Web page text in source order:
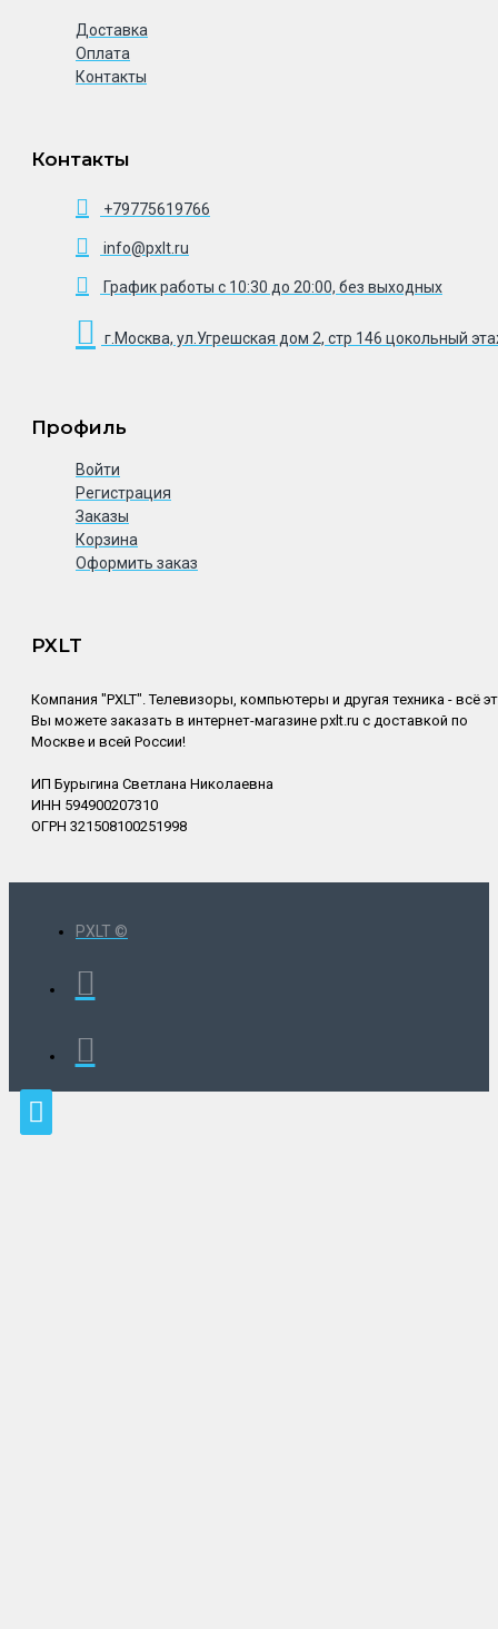
Доставка
Оплата
Контакты
Контакты
+79775619766
info@pxlt.ru
График работы с 10:30 до 20:00, без выходных
г.Москва, ул.Угрешская дом 2, стр 146 цокольный
Профиль
Войти
Регистрация
Заказы
Корзина
Оформить заказ
PXLT
Компания "PXLT". Телевизоры, компьютеры и другая техника - всё
Вы можете заказать в интернет-магазине pxlt.ru с доставкой по
Москве и всей России!
ИП Бурыгина Светлана Николаевна
ИНН 594900207310
ОГРН 321508100251998
PXLT ©